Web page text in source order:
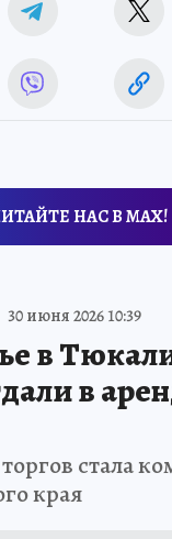
НАС В МАХ!
30 июня 2026 10:39
в
в
стала
края